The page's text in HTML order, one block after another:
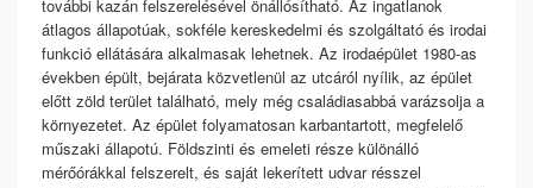
további kazán felszerelésével önállósítható. Az ingatlanok
átlagos állapotúak, sokféle kereskedelmi és szolgáltató és irodai
funkció ellátására alkalmasak lehetnek. Az irodaépület 1980-as
években épült, bejárata közvetlenül az utcáról nyílik, az épület
előtt zöld terület található, mely még családiasabbá varázsolja a
környezetet. Az épület folyamatosan karbantartott, megfelelő
műszaki állapotú. Földszinti és emeleti része különálló
mérőórákkal felszerelt, és saját lekerített udvar résszel